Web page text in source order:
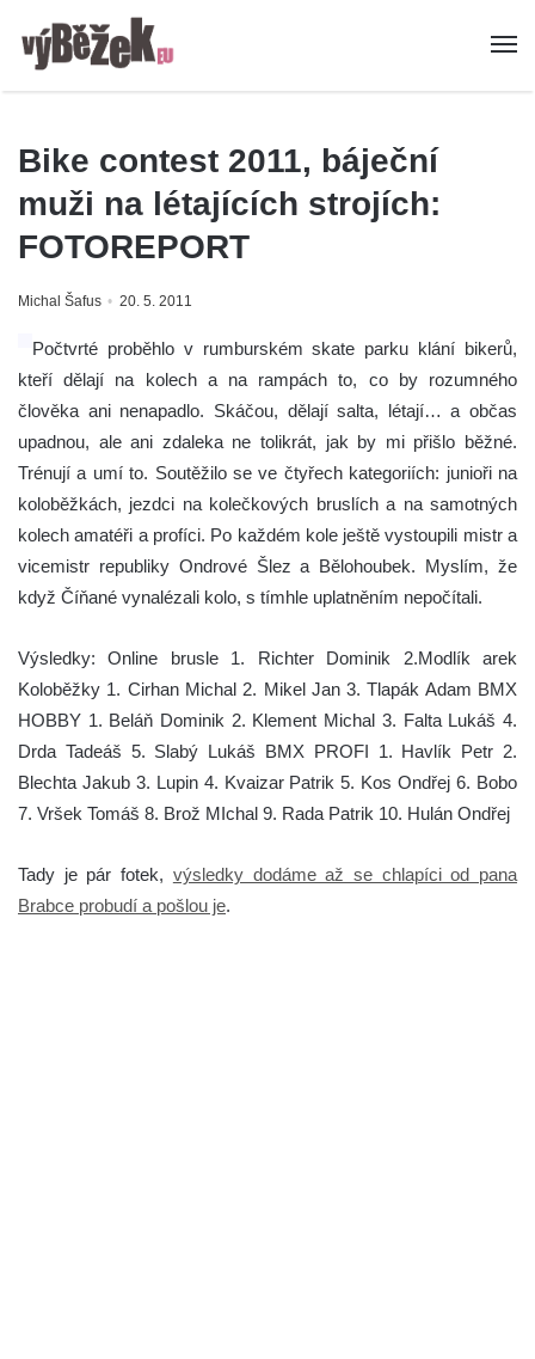
Bike contest 2011, báječní
muži na létajících strojích:
FOTOREPORT
Michal Šafus 20. 5. 2011
Počtvrté proběhlo v rumburském skate parku klání bikerů,
kteří dělají na kolech a na rampách to, co by rozumného
člověka ani nenapadlo. Skáčou, dělají salta, létají… a občas
upadnou, ale ani zdaleka ne tolikrát, jak by mi přišlo běžné.
Trénují a umí to. Soutěžilo se ve čtyřech kategoriích: junioři na
koloběžkách, jezdci na kolečkových bruslích a na samotných
kolech amatéři a profíci. Po každém kole ještě vystoupili mistr a
vicemistr republiky Ondrové Šlez a Bělohoubek. Myslím, že
když Číňané vynalézali kolo, s tímhle uplatněním nepočítali.
Výsledky: Online brusle 1. Richter Dominik 2.Modlík arek
Koloběžky 1. Cirhan Michal 2. Mikel Jan 3. Tlapák Adam BMX
HOBBY 1. Beláň Dominik 2. Klement Michal 3. Falta Lukáš 4.
Drda Tadeáš 5. Slabý Lukáš BMX PROFI 1. Havlík Petr 2.
Blechta Jakub 3. Lupin 4. Kvaizar Patrik 5. Kos Ondřej 6. Bobo
7. Vršek Tomáš 8. Brož MIchal 9. Rada Patrik 10. Hulán Ondřej
Tady je pár fotek, výsledky dodáme až se chlapíci od pana
Brabce probudí a pošlou je.